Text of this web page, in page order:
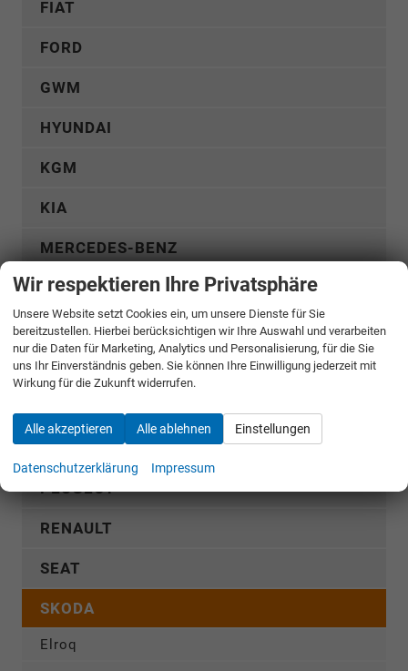
FIAT
FORD
GWM
HYUNDAI
KGM
KIA
MERCEDES-BENZ
MG
MITSUBISHI
NISSAN
OPEL
PEUGEOT
RENAULT
SEAT
SKODA
Elroq
Wir respektieren Ihre Privatsphäre
Unsere Website setzt Cookies ein, um unsere Dienste für Sie
bereitzustellen. Hierbei berücksichtigen wir Ihre Auswahl und verarbeiten
nur die Daten für Marketing, Analytics und Personalisierung, für die Sie
uns Ihr Einverständnis geben. Sie können Ihre Einwilligung jederzeit mit
Wirkung für die Zukunft widerrufen.
Alle akzeptieren Alle ablehnen Einstellungen
Datenschutzerklärung Impressum